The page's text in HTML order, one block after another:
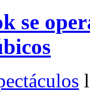
se